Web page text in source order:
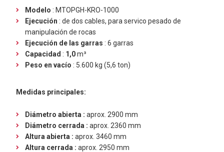
Modelo : MTOPGH-KRO-1000
Ejecución : de dos cables, para servico pesado de
manipulación de rocas
Ejecución de las garras : 6 garras
Capacidad : 1,0m³
Peso en vacío : 5.600 kg (5,6 ton)
Medidas principales:
Diámetro abierta : aprox. 2900 mm
Diámetro cerrada : aprox. 2360 mm
Altura abierta : aprox. 3460 mm
Altura cerrada : aprox. 2950 mm